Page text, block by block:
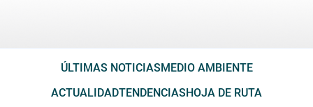
ÚLTIMAS NOTICIASMEDIO AMBIENTE
ACTUALIDADTENDENCIASHOJA DE RUTA